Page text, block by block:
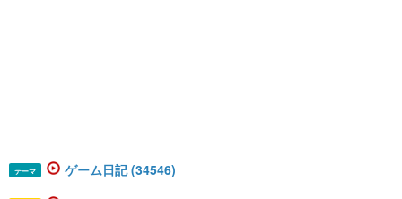
テーマ ゲーム日記 (34546)